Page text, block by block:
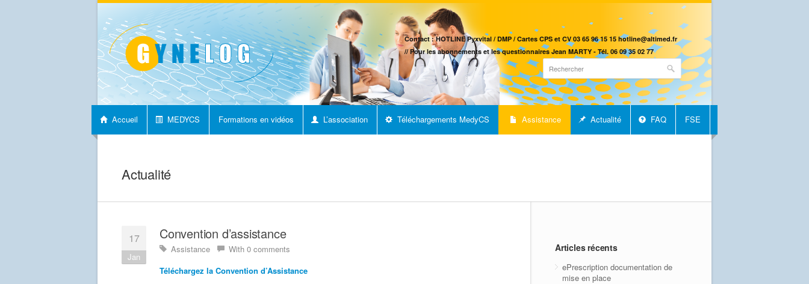
Contact : HOTLINE Pyxvital / DMP / Cartes CPS et CV 03 65 96 15 15 hotline@altimed.fr
// Pour les abonnements et les questionnaires Jean MARTY - Tél. 06 09 35 02 77
Accueil MEDYCS Formations en vidéos L’association Téléchargements MedyCS Assistance Actualité FAQ FSE
Actualité
17
Jan
Convention d’assistance
Assistance
With 0 comments
Téléchargez la Convention d’Assistance
Articles récents
ePrescription documentation de
mise en place